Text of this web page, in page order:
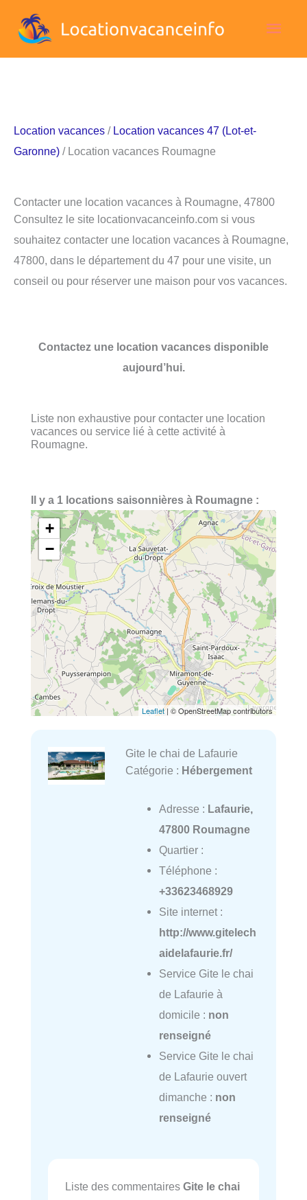
Location vacances / Location vacances 47 (Lot-et-
Garonne) / Location vacances Roumagne
Contacter une location vacances à Roumagne, 47800
Consultez le site locationvacanceinfo.com si vous
souhaitez contacter une location vacances à Roumagne,
47800, dans le département du 47 pour une visite, un
conseil ou pour réserver une maison pour vos vacances.
Contactez une location vacances disponible
aujourd’hui.
Liste non exhaustive pour contacter une location
vacances ou service lié à cette activité à
Roumagne.
Il y a 1 locations saisonnières à Roumagne :
+
−
Leaflet| © OpenStreetMap contributors
Gite le chai de Lafaurie
Catégorie : Hébergement
Adresse : Lafaurie,
47800 Roumagne
Quartier :
Téléphone :
+33623468929
Site internet :
http://www.gitelech
aidelafaurie.fr/
Service Gite le chai
de Lafaurie à
domicile : non
renseigné
Service Gite le chai
de Lafaurie ouvert
dimanche : non
renseigné
Liste des commentaires Gite le chai